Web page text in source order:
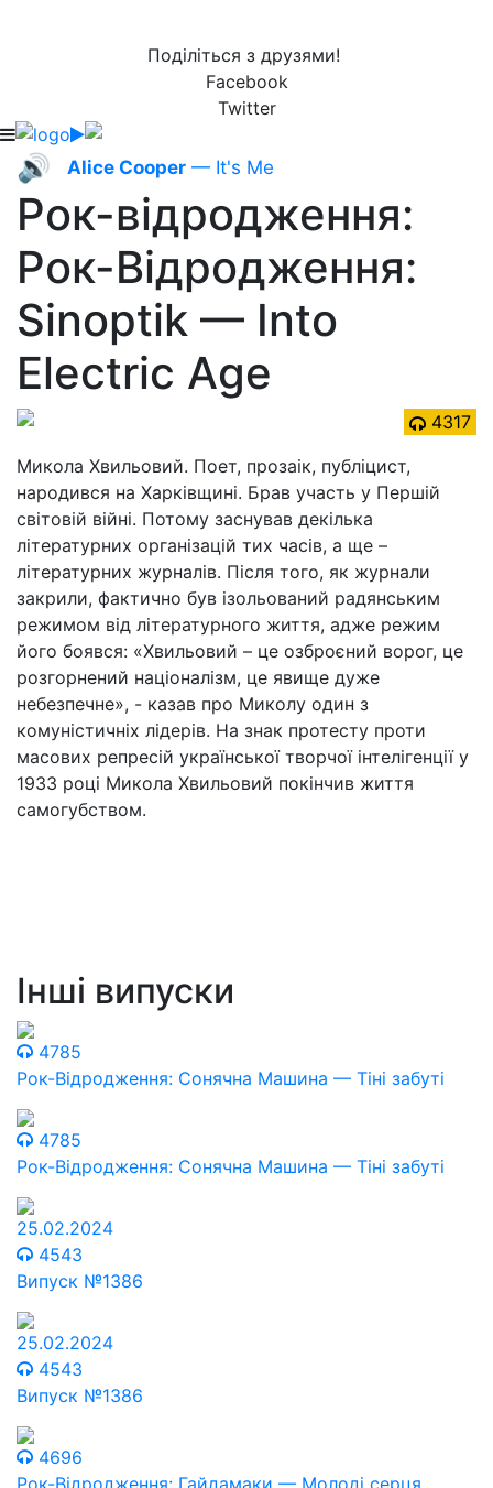
Поділіться з друзями!
Facebook
Twitter
🔊 Alice Cooper — It's Me
Рок-відродження:
Рок-Відродження:
Sinoptik — Into
Electric Age
4317
Микола Хвильовий. Поет, прозаік, публіцист,
народився на Харківщині. Брав участь у Першій
світовій війні. Потому заснував декілька
літературних організацій тих часів, а ще –
літературних журналів. Після того, як журнали
закрили, фактично був ізольований радянським
режимом від літературного життя, адже режим
його боявся: «Хвильовий – це озброєний ворог, це
розгорнений націоналізм, це явище дуже
небезпечне», - казав про Миколу один з
комуністичніх лідерів. На знак протесту проти
масових репресій української творчої інтелігенції у
1933 році Микола Хвильовий покінчив життя
самогубством.
Інші випуски
4785
Рок-Відродження: Сонячна Машина — Тіні забуті
4785
Рок-Відродження: Сонячна Машина — Тіні забуті
25.02.2024
4543
Випуск №1386
25.02.2024
4543
Випуск №1386
4696
Рок-Відродження: Гайдамаки — Молоді серця